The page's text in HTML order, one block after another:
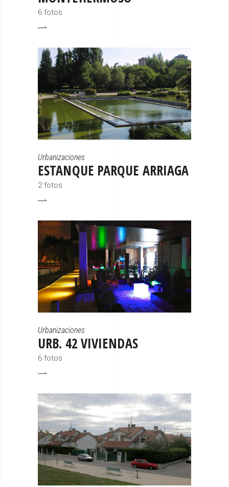
6 fotos
Urbanizaciones
ESTANQUE PARQUE ARRIAGA
2 fotos
Urbanizaciones
URB. 42 VIVIENDAS
6 fotos